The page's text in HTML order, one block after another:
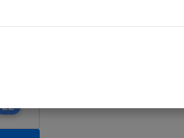
22